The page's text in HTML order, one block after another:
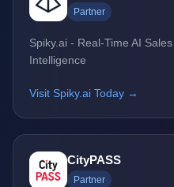
Partner
Spiky.ai - Real-Time AI
Intelligence
Visit Spiky.ai Today →
CityPASS
Partner